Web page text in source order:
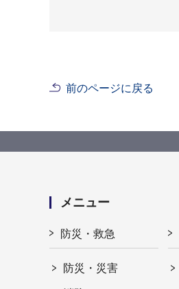
前のページに戻る
メニュー
防災・救急
防災・災害